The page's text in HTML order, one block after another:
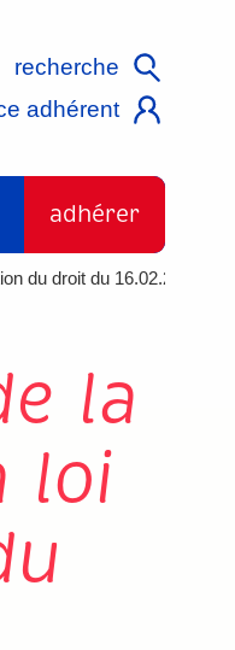
recherche
adhérent
adhérer
du droit du 16.02.2015
la
loi